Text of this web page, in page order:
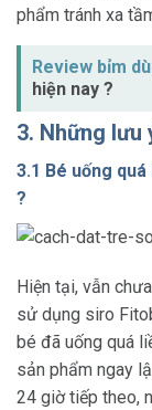
phẩm tránh xa
Review bỉm
hiện nay ?
3. Những lưu
3.1 Bé uống
?
Hiện tại, vẫn
sử dụng siro
bé đã uống quá
sản phẩm ngay
24 giờ tiếp theo,